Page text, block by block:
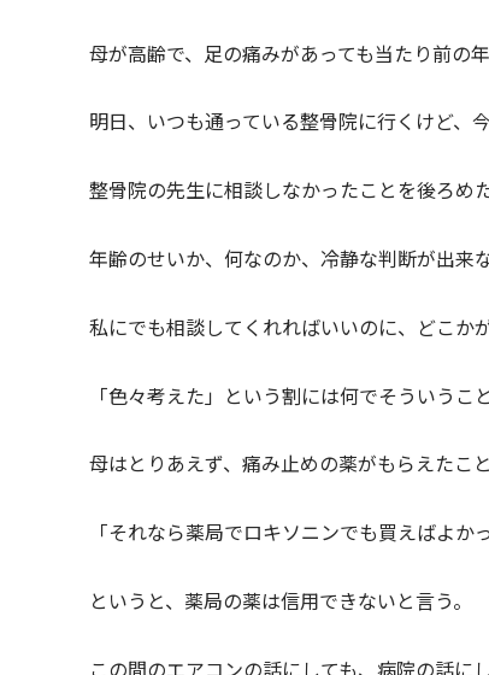
母が高齢で、足の痛みがあっても当たり前の
明日、いつも通っている整骨院に行くけど、
整骨院の先生に相談しなかったことを後ろめ
年齢のせいか、何なのか、冷静な判断が出来
私にでも相談してくれればいいのに、どこか
「色々考えた」という割には何でそういうこ
母はとりあえず、痛み止めの薬がもらえたこ
「それなら薬局でロキソニンでも買えばよか
というと、薬局の薬は信用できないと言う。
この間のエアコンの話にしても、病院の話に